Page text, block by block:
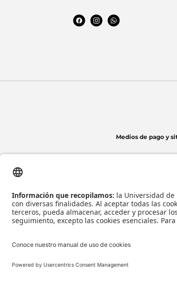
Medios de pago y
Universidad de los Andes | Vigilada Mineducación
Reconocimiento como Universidad: Decreto 1297 del 30 de
Reconocimiento personería jurídica: Resolución 28 del 23 de
Tecnología